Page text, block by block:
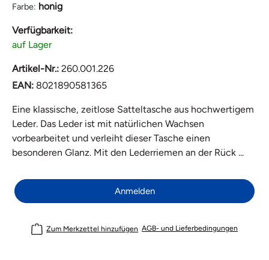
Farbe: honig
Verfügbarkeit:
auf Lager
Artikel-Nr.: 260.001.226
EAN: 8021890581365
Eine klassische, zeitlose Satteltasche aus hochwertigem
Leder. Das Leder ist mit natürlichen Wachsen
vorbearbeitet und verleiht dieser Tasche einen
besonderen Glanz. Mit den Lederriemen an der Rück ...
Anmelden
Zum Merkzettel hinzufügen AGB- und Lieferbedingungen